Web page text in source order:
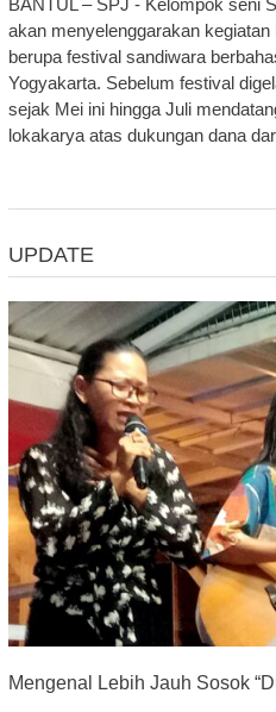
BANTUL – SPJ - Kelompok seni
akan menyelenggarakan
berupa festival sandiwara
Yogyakarta. Sebelum festival
sejak Mei ini hingga Juli
lokakarya atas dukungan dana
UPDATE
Mengenal Lebih Jauh Sosok